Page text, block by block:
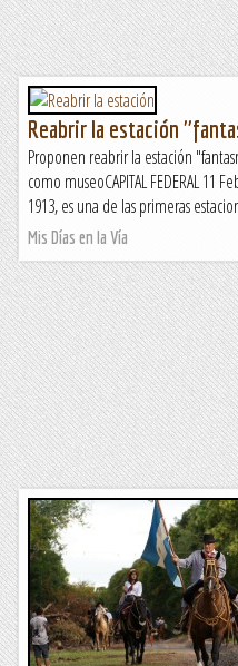
Reabrir la estación
Proponen reabrir la estación
como museoCAPITAL FEDERAL 11
1913, es una de las primeras
Mis Días en la Vía